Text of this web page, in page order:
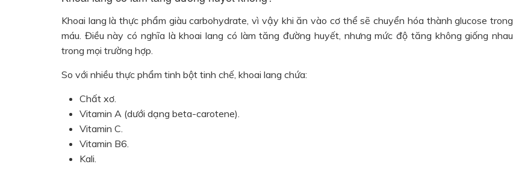
Khoai lang là thực phẩm giàu carbohydrate, vì vậy khi ăn vào cơ thể sẽ chuyển hóa thành glucose trong
máu. Điều này có nghĩa là khoai lang có làm tăng đường huyết, nhưng mức độ tăng không giống nhau
trong mọi trường hợp.
So với nhiều thực phẩm tinh bột tinh chế, khoai lang chứa:
Chất xơ.
Vitamin A (dưới dạng beta-carotene).
Vitamin C.
Vitamin B6.
Kali.